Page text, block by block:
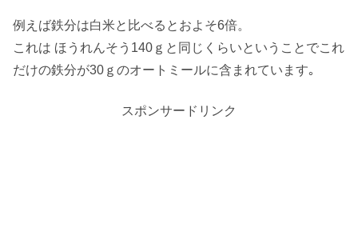
例えば鉄分は白米と比べるとおよそ6倍。
これは ほうれんそう140ｇと同じくらいということでこれ
だけの鉄分が30ｇのオートミールに含まれています｡
スポンサードリンク